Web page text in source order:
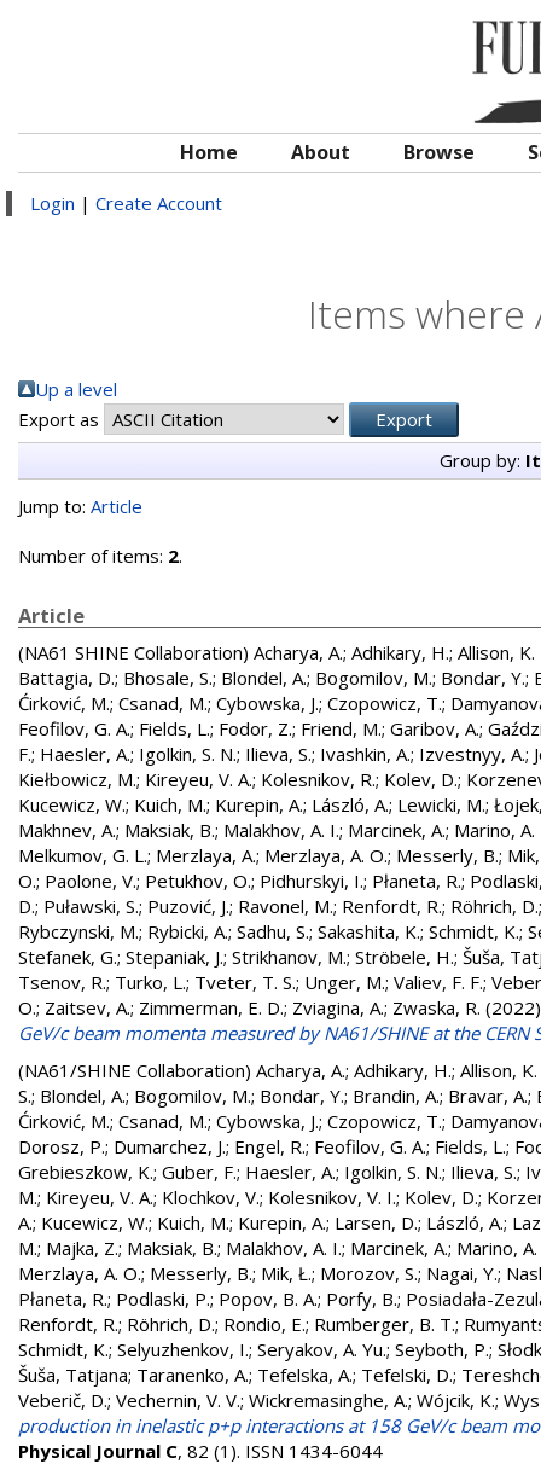
Home About Browse
Login | Create Account
Items where
Up a level
Export as
Group by:
Jump to: Article
Number of items: 2.
Article
(NA61 SHINE Collaboration) Acharya, A.; Adhikary, H.; Allison, K.
Battagia, D.; Bhosale, S.; Blondel, A.; Bogomilov, M.; Bondar, Y.;
Ćirković, M.; Csanad, M.; Cybowska, J.; Czopowicz, T.;
Feofilov, G. A.; Fields, L.; Fodor, Z.; Friend, M.; Garibov, A.;
F.; Haesler, A.; Igolkin, S. N.; Ilieva, S.; Ivashkin, A.; Izvestnyy, A.;
Kiełbowicz, M.; Kireyeu, V. A.; Kolesnikov, R.; Kolev, D.;
Kucewicz, W.; Kuich, M.; Kurepin, A.; László, A.; Lewicki, M.;
Makhnev, A.; Maksiak, B.; Malakhov, A. I.; Marcinek, A.; Marino, A.
Melkumov, G. L.; Merzlaya, A.; Merzlaya, A. O.; Messerly, B.;
O.; Paolone, V.; Petukhov, O.; Pidhurskyi, I.; Płaneta, R.;
D.; Puławski, S.; Puzović, J.; Ravonel, M.; Renfordt, R.; Röhrich, D.
Rybczynski, M.; Rybicki, A.; Sadhu, S.; Sakashita, K.; Schmidt, K.;
Stefanek, G.; Stepaniak, J.; Strikhanov, M.; Ströbele, H.; Šuša,
Tsenov, R.; Turko, L.; Tveter, T. S.; Unger, M.; Valiev, F. F.;
O.; Zaitsev, A.; Zimmerman, E. D.; Zviagina, A.; Zwaska, R.
GeV/c beam momenta measured by NA61/SHINE at the CERN
(NA61/SHINE Collaboration) Acharya, A.; Adhikary, H.; Allison, K.
S.; Blondel, A.; Bogomilov, M.; Bondar, Y.; Brandin, A.; Bravar, A.;
Ćirković, M.; Csanad, M.; Cybowska, J.; Czopowicz, T.;
Dorosz, P.; Dumarchez, J.; Engel, R.; Feofilov, G. A.; Fields, L.;
Grebieszkow, K.; Guber, F.; Haesler, A.; Igolkin, S. N.; Ilieva, S.;
M.; Kireyeu, V. A.; Klochkov, V.; Kolesnikov, V. I.; Kolev, D.;
A.; Kucewicz, W.; Kuich, M.; Kurepin, A.; Larsen, D.; László, A.;
M.; Majka, Z.; Maksiak, B.; Malakhov, A. I.; Marcinek, A.; Marino,
Merzlaya, A. O.; Messerly, B.; Mik, Ł.; Morozov, S.; Nagai, Y.;
Płaneta, R.; Podlaski, P.; Popov, B. A.; Porfy, B.; Posiadała-
Renfordt, R.; Röhrich, D.; Rondio, E.; Rumberger, B. T.;
Schmidt, K.; Selyuzhenkov, I.; Seryakov, A. Yu.; Seyboth, P.;
Šuša, Tatjana; Taranenko, A.; Tefelska, A.; Tefelski, D.;
Veberič, D.; Vechernin, V. V.; Wickremasinghe, A.; Wójcik, K.;
production in inelastic p+p interactions at 158 GeV/c beam
Physical Journal C, 82 (1). ISSN 1434-6044